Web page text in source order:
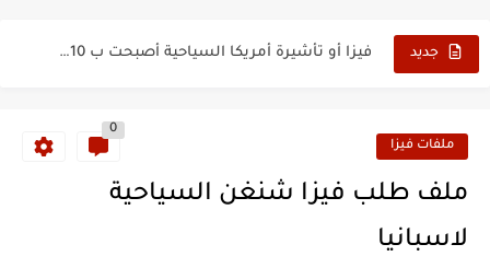
جديد فيزا أو تأشيرة أمريكا السياحية أصبحت ب 10 سنوات
ملفات فيزا
0
ملف طلب فيزا شنغن السياحية
لاسبانيا